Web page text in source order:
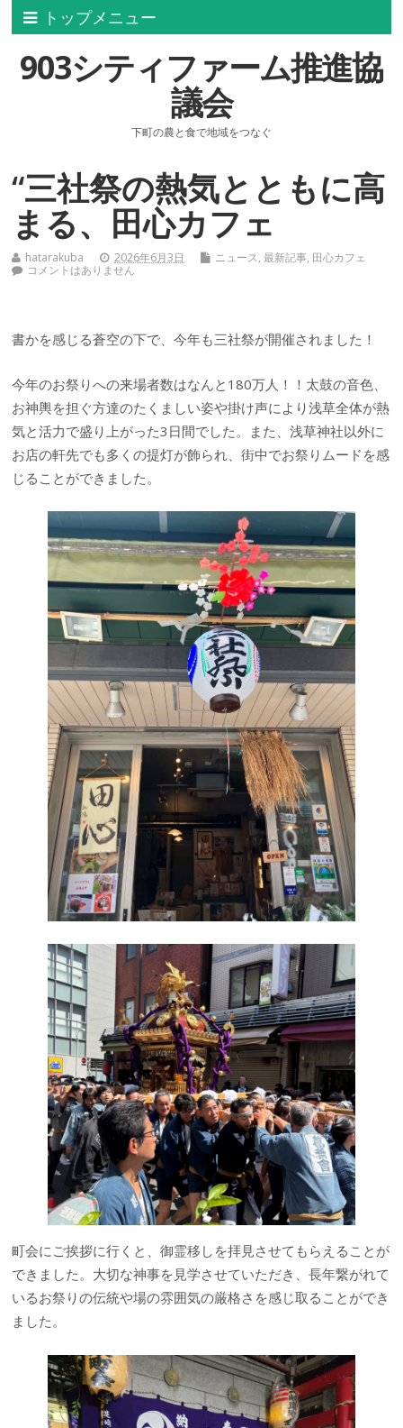
トップメニュー
903シティファーム推進協
議会
下町の農と食で地域をつなぐ
“三社祭の熱気とともに高
まる、田心カフェ
hatarakuba 2026年6月3日 ニュース,最新記事, 田心カフェ
コメントはありません
書かを感じる蒼空の下で、今年も三社祭が開催されました！
今年のお祭りへの来場者数はなんと180万人！！太鼓の音色、
お神輿を担ぐ方達のたくましい姿や掛け声により浅草全体が熱
気と活力で盛り上がった3日間でした。また、浅草神社以外に
お店の軒先でも多くの提灯が飾られ、街中でお祭りムードを感
じることができました。
町会にご挨拶に行くと、御霊移しを拝見させてもらえることが
できました。大切な神事を見学させていただき、長年繋がれて
いるお祭りの伝統や場の雰囲気の厳格さを感じ取ることができ
ました。